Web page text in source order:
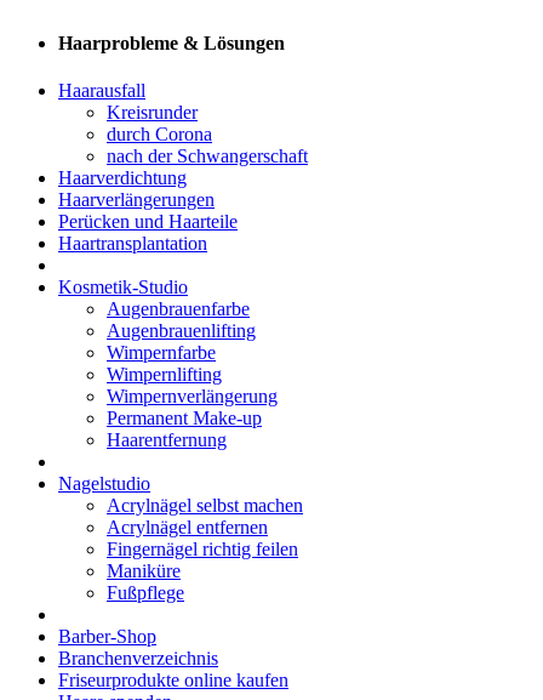
Haarprobleme & Lösungen
Haarausfall
Kreisrunder
durch Corona
nach der Schwangerschaft
Haarverdichtung
Haarverlängerungen
Perücken und Haarteile
Haartransplantation
Kosmetik-Studio
Augenbrauenfarbe
Augenbrauenlifting
Wimpernfarbe
Wimpernlifting
Wimpernverlängerung
Permanent Make-up
Haarentfernung
Nagelstudio
Acrylnägel selbst machen
Acrylnägel entfernen
Fingernägel richtig feilen
Maniküre
Fußpflege
Barber-Shop
Branchenverzeichnis
Friseurprodukte online kaufen